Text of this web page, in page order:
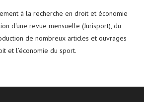
à la recherche en droit et économie
d'une revue mensuelle (Jurisport), du
de nombreux articles et ouvrages
et l’économie du sport.